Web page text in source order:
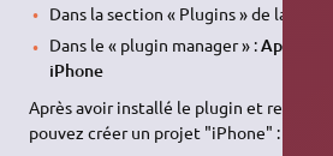
Dans la section « Plugins » de la «
Dans le « plugin manager » :Aptana
iPhone
Après avoir installé le plugin et
pouvez créer un projet "iPhone" :